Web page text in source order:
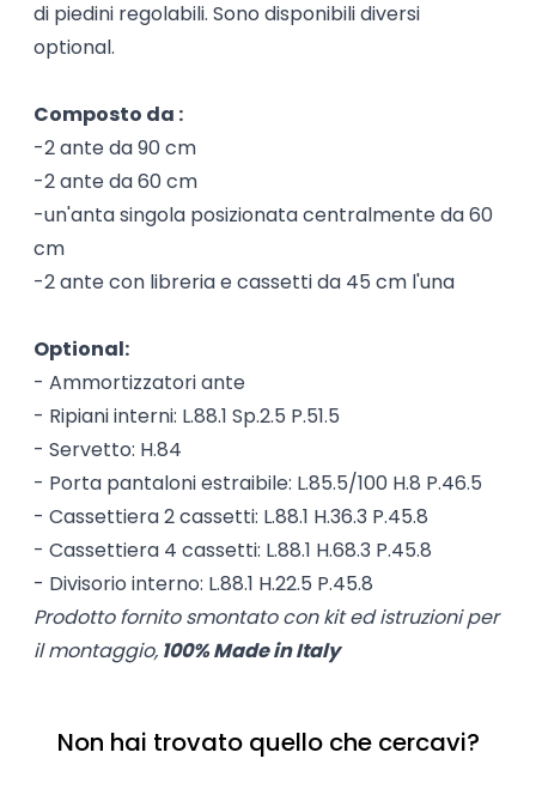
di piedini regolabili. Sono disponibili diversi
optional.
Composto da :
-2 ante da 90 cm
-2 ante da 60 cm
-un'anta singola posizionata centralmente da 60
cm
-2 ante con libreria e cassetti da 45 cm l'una
Optional:
- Ammortizzatori ante
- Ripiani interni: L.88.1 Sp.2.5 P.51.5
- Servetto: H.84
- Porta pantaloni estraibile: L.85.5/100 H.8 P.46.5
- Cassettiera 2 cassetti: L.88.1 H.36.3 P.45.8
- Cassettiera 4 cassetti: L.88.1 H.68.3 P.45.8
- Divisorio interno: L.88.1 H.22.5 P.45.8
Prodotto fornito smontato con kit ed istruzioni per
il montaggio,100% Made in Italy
Non hai trovato quello che cercavi?